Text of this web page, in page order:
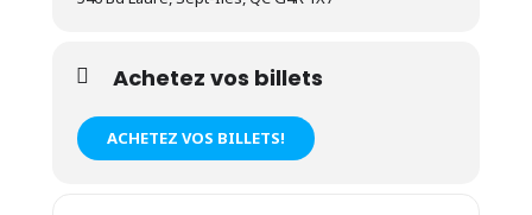
Achetez vos billets
ACHETEZ VOS BILLETS!